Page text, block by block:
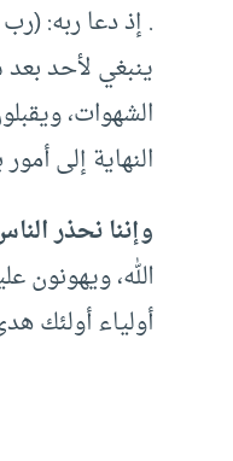
ينبغي لأحد
الشهوات،
النهاية إلى
وإننا نحذر
الله، ويهونون
أولياء أولئك